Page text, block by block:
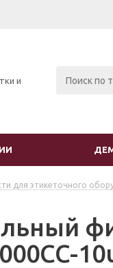
и
для этикеточного